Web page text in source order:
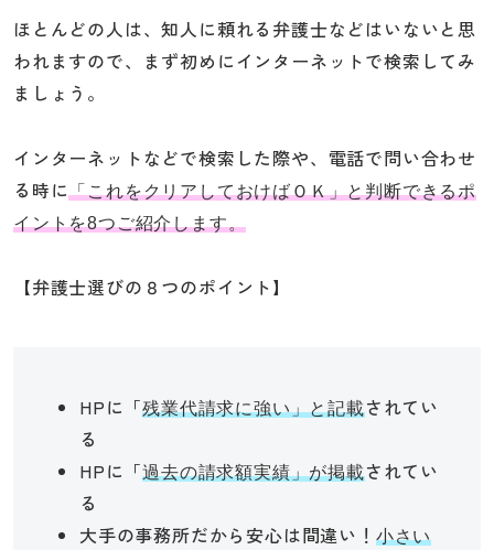
ほとんどの人は、知人に頼れる弁護士などはいないと思
われますので、まず初めにインターネットで検索してみ
ましょう。
インターネットなどで検索した際や、電話で問い合わせ
る時に「これをクリアしておけばＯＫ」と判断できるポ
イントを8つご紹介します。
【弁護士選びの８つのポイント】
HPに「残業代請求に強い」と記載されてい
る
HPに「過去の請求額実績」が掲載されてい
る
大手の事務所だから安心は間違い！ 小さい